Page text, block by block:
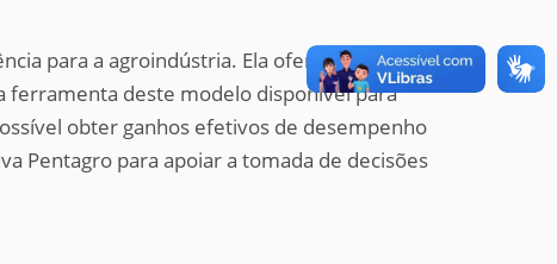
para a agroindústria. Ela oferece uma
ferramenta deste modelo disponível para
obter ganhos efetivos de desempenho
Pentagro para apoiar a tomada de decisões